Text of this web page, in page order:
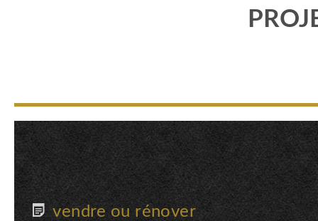
vendre ou rénover